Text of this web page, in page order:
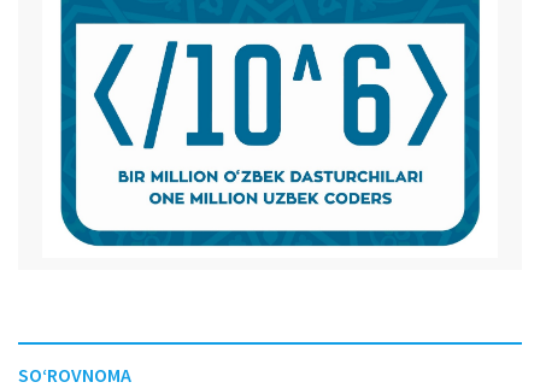
SO‘ROVNOMA